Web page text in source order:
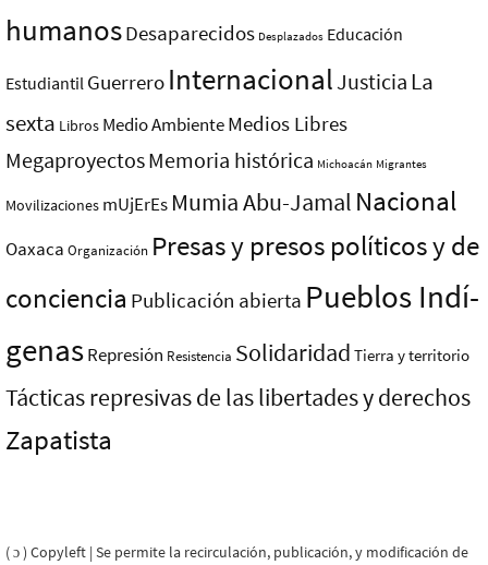
humanosDesaparecidos Desplazados Educación
Estudiantil Guerrero InternacionalJusticia La
sexta Libros Medio AmbienteMedios Libres
MegaproyectosMemoria histórica Michoacán Migrantes
Movilizaciones mUjErEs Mumia Abu-Jamal Nacional
Oaxaca Organización Presas y presos polí­ticos y de
conciencia Publicación abierta Pueblos Indí­
genasRepresión Resistencia Solidaridad Tierra y territorio
Tácticas represivas de las libertades y derechos
Zapatista
( ɔ ) Copyleft | Se permite la recirculación, publicación, y modificación de